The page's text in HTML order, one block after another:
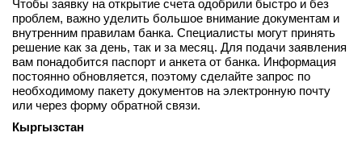
Чтобы заявку на открытие счета одобрили быстро и без
проблем, важно уделить большое внимание документам и
внутренним правилам банка. Специалисты могут принять
решение как за день, так и за месяц. Для подачи заявления
вам понадобится паспорт и анкета от банка. Информация
постоянно обновляется, поэтому сделайте запрос по
необходимому пакету документов на электронную почту
или через форму обратной связи.
Кыргызстан